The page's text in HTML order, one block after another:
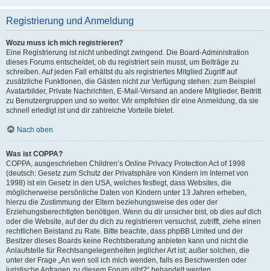
Registrierung und Anmeldung
Wozu muss ich mich registrieren?
Eine Registrierung ist nicht unbedingt zwingend. Die Board-Administration
dieses Forums entscheidet, ob du registriert sein musst, um Beiträge zu
schreiben. Auf jeden Fall erhältst du als registriertes Mitglied Zugriff auf
zusätzliche Funktionen, die Gästen nicht zur Verfügung stehen: zum Beispiel
Avatarbilder, Private Nachrichten, E-Mail-Versand an andere Mitglieder, Beitritt
zu Benutzergruppen und so weiter. Wir empfehlen dir eine Anmeldung, da sie
schnell erledigt ist und dir zahlreiche Vorteile bietet.
Nach oben
Was ist COPPA?
COPPA, ausgeschrieben Children’s Online Privacy Protection Act of 1998
(deutsch: Gesetz zum Schutz der Privatsphäre von Kindern im Internet von
1998) ist ein Gesetz in den USA, welches festlegt, dass Websites, die
möglicherweise persönliche Daten von Kindern unter 13 Jahren erheben,
hierzu die Zustimmung der Eltern beziehungsweise des oder der
Erziehungsberechtigten benötigen. Wenn du dir unsicher bist, ob dies auf dich
oder die Website, auf der du dich zu registrieren versuchst, zutrifft, ziehe einen
rechtlichen Beistand zu Rate. Bitte beachte, dass phpBB Limited und der
Besitzer dieses Boards keine Rechtsberatung anbieten kann und nicht die
Anlaufstelle für Rechtsangelegenheiten jeglicher Art ist; außer solchen, die
unter der Frage „An wen soll ich mich wenden, falls es Beschwerden oder